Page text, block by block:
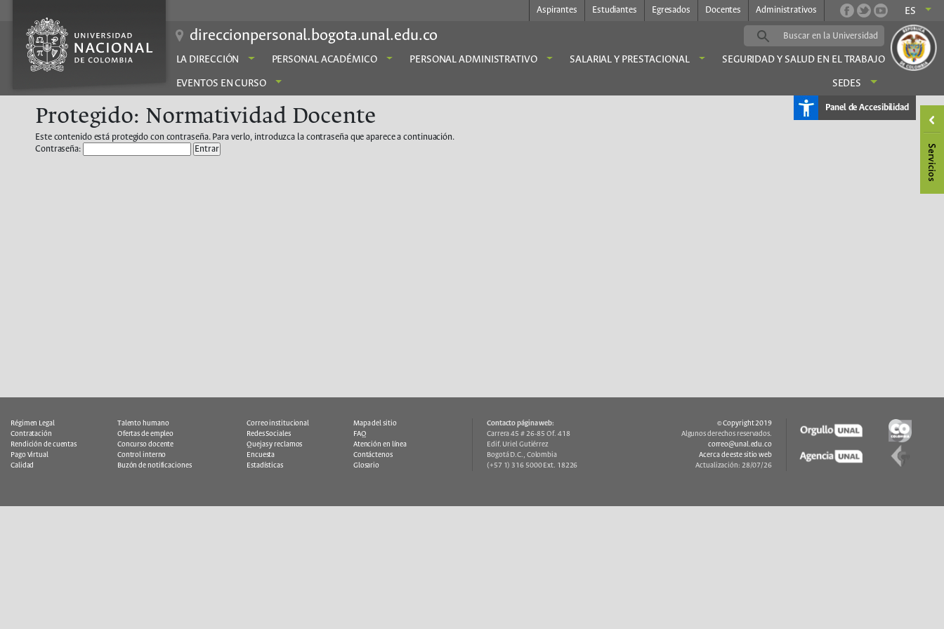
contenido
Aspirantes Estudiantes Egresados Docentes Administrativos ES
direccionpersonal.bogota.unal.edu.co
LA DIRECCIÓN PERSONAL ACADÉMICO PERSONAL ADMINISTRATIVO SALARIAL Y PRESTACIONAL SEGURIDAD Y SALUD EN EL TRABAJO
EVENTOS EN CURSO SEDES
Panel de Accesibilidad
Protegido: Normatividad Docente
Este contenido está protegido con contraseña. Para verlo, introduzca la contraseña que aparece a continuación.
Contraseña:
Régimen Legal
Talento humano
Contratación
Ofertas de empleo
Rendición de cuentas
Concurso docente
Pago Virtual
Control interno
Calidad
Buzón de notificaciones
Correo institucional
Mapa del sitio
Redes Sociales
FAQ
Quejas y reclamos
Atención en línea
Encuesta
Contáctenos
Estadísticas
Glosario
Contacto página web:
Carrera 45 # 26-85 Of. 418
Edif. Uriel Gutiérrez
Bogotá D.C., Colombia
(+57 1) 316 5000 Ext. 18226
© Copyright 2019
Algunos derechos reservados.
correo@unal.edu.co
Acerca de este sitio web
Actualización: 28/07/26